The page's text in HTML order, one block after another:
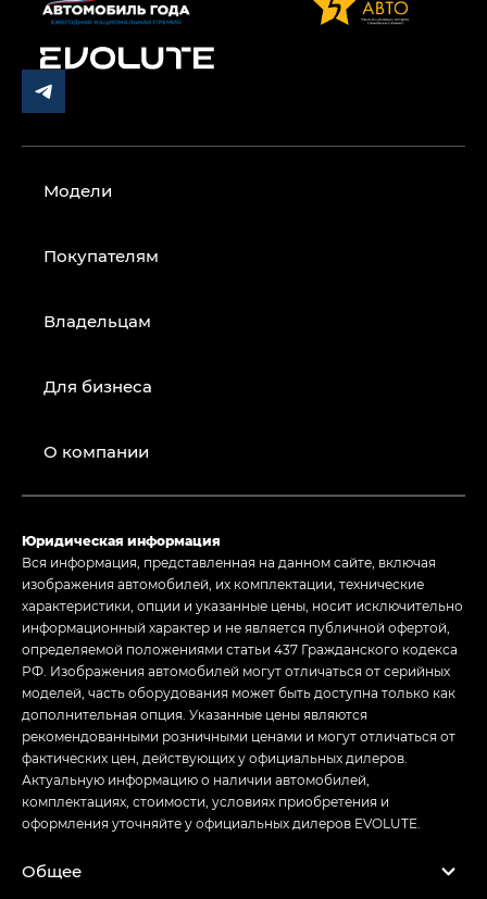
Модели
Покупателям
Владельцам
Для бизнеса
О компании
Юридическая информация
Вся информация, представленная на данном сайте, включая
изображения автомобилей, их комплектации, технические
характеристики, опции и указанные цены, носит исключительно
информационный характер и не является публичной офертой,
определяемой положениями статьи 437 Гражданского кодекса
РФ. Изображения автомобилей могут отличаться от серийных
моделей, часть оборудования может быть доступна только как
дополнительная опция. Указанные цены являются
рекомендованными розничными ценами и могут отличаться от
фактических цен, действующих у официальных дилеров.
Актуальную информацию о наличии автомобилей,
комплектациях, стоимости, условиях приобретения и
оформления уточняйте у официальных дилеров EVOLUTE.
Общее